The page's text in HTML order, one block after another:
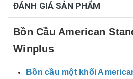
ĐÁNH GIÁ SẢN PHẨM
Bồn Cầu American
Winplus
Bồn cầu một khối